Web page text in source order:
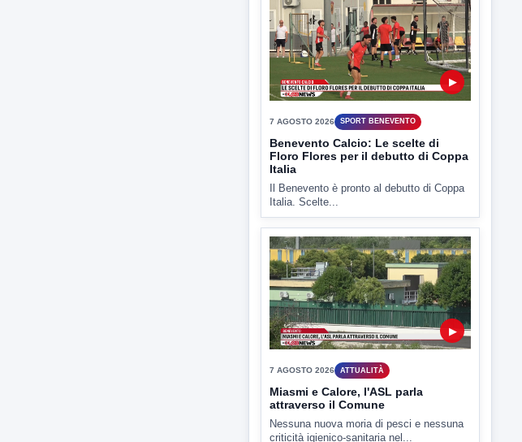
ULTIMI VIDEO
TUTTI I VIDEO
▶
Benevento Calcio: Le scelte di
Floro Flores per il debutto di Coppa
Italia
Il Benevento è pronto al debutto di Coppa
Italia. Scelte...